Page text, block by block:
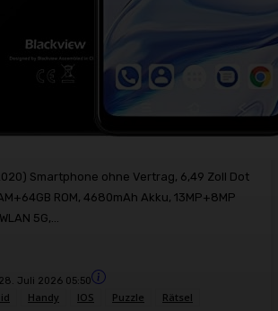
Smartphone ohne Vertrag, 6,49 Zoll Dot
ROM, 4680mAh Akku, 13MP+8MP
5G,...
28. Juli 2026 05:50
Handy IOS Puzzle
Rätsel